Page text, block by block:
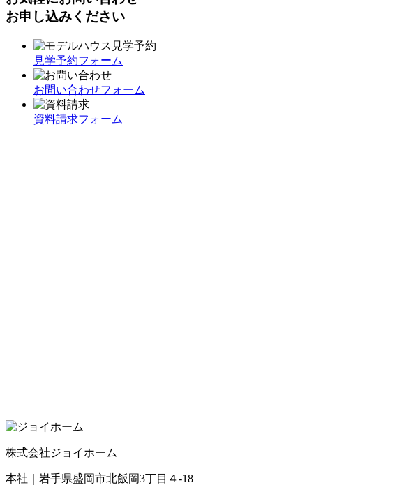
お申し込みください
見学予約フォーム
お問い合わせフォーム
資料請求フォーム
株式会社ジョイホーム
本社｜岩手県盛岡市北飯岡3丁目４-18